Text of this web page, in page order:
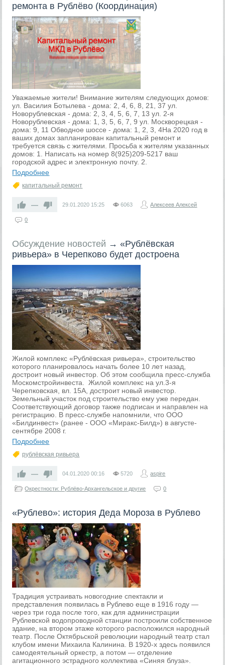
ремонта в Рублёво (Координация)
Уважаемые жители! Внимание жителям следующих домов:
ул. Василия Ботылева - дома: 2, 4, 6, 8, 21, 37 ул.
Новорублевская - дома: 2, 3, 4, 5, 6, 7, 13 ул. 2-я
Новорублевская - дома: 1, 3, 5, 6, 7, 9 ул. Москворецкая -
дома: 9, 11 Обводное шоссе - дома: 1, 2, 3, 4На 2020 год в
ваших домах запланирован капитальный ремонт и
требуется связь с жителями. Просьба к жителям указанных
домов: 1. Написать на номер 8(925)209-5217 ваш
городской адрес и электронную почту. 2.
Подробнее
капитальный ремонт
— 29.01.2020 15:25 6063 Алексеев Алексей
0
Обсуждение новостей →«Рублёвская
ривьера» в Черепково будет достроена
Жилой комплекс «Рублёвская ривьера», строительство
которого планировалось начать более 10 лет назад,
достроит новый инвестор. Об этом сообщила пресс-служба
Москомстройинвеста. Жилой комплекс на ул.3-я
Черепковская, вл. 15А, достроит новый инвестор.
Земельный участок под строительство ему уже передан.
Соответствующий договор также подписан и направлен на
регистрацию. В пресс-службе напомнили, что ООО
«Билдинвест» (ранее - ООО «Миракс-Билд») в августе-
сентябре 2008 г.
Подробнее
рублёвская ривьера
— 04.01.2020 00:16 5720 aspire
Окрестности: Рублёво-Архангельское и другие 0
«Рублево»: история Деда Мороза в Рублево
Традиция устраивать новогодние спектакли и
представления появилась в Рублево еще в 1916 году —
через три года после того, как для администрации
Рублевской водопроводной станции построили собственное
здание, на втором этаже которого расположился народный
театр. После Октябрьской революции народный театр стал
клубом имени Михаила Калинина. В 1920-х здесь появился
самодеятельный оркестр, а потом — отделение
агитационного эстрадного коллектива «Синяя блуза».